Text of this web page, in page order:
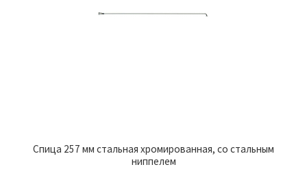
Спица 257 мм стальная хромированная, со стальным
ниппелем